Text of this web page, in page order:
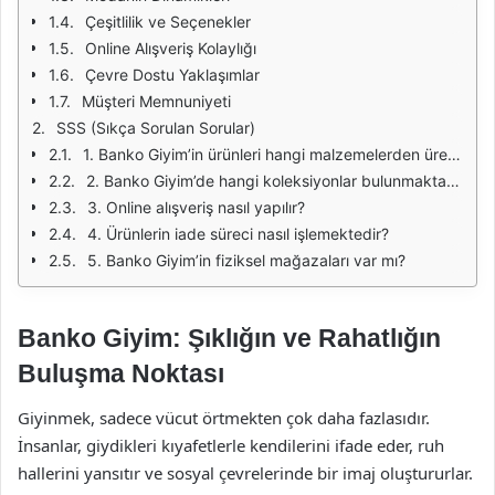
Çeşitlilik ve Seçenekler
Online Alışveriş Kolaylığı
Çevre Dostu Yaklaşımlar
Müşteri Memnuniyeti
SSS (Sıkça Sorulan Sorular)
1. Banko Giyim’in ürünleri hangi malzemelerden üretilmektedir?
2. Banko Giyim’de hangi koleksiyonlar bulunmaktadır?
3. Online alışveriş nasıl yapılır?
4. Ürünlerin iade süreci nasıl işlemektedir?
5. Banko Giyim’in fiziksel mağazaları var mı?
Banko Giyim: Şıklığın ve Rahatlığın
Buluşma Noktası
Giyinmek, sadece vücut örtmekten çok daha fazlasıdır.
İnsanlar, giydikleri kıyafetlerle kendilerini ifade eder, ruh
hallerini yansıtır ve sosyal çevrelerinde bir imaj oluştururlar.